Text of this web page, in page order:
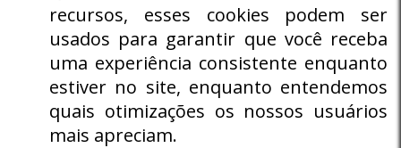
recursos, esses cookies podem ser
usados ​​para garantir que você receba
uma experiência consistente enquanto
estiver no site, enquanto entendemos
quais otimizações os nossos usuários
mais apreciam.